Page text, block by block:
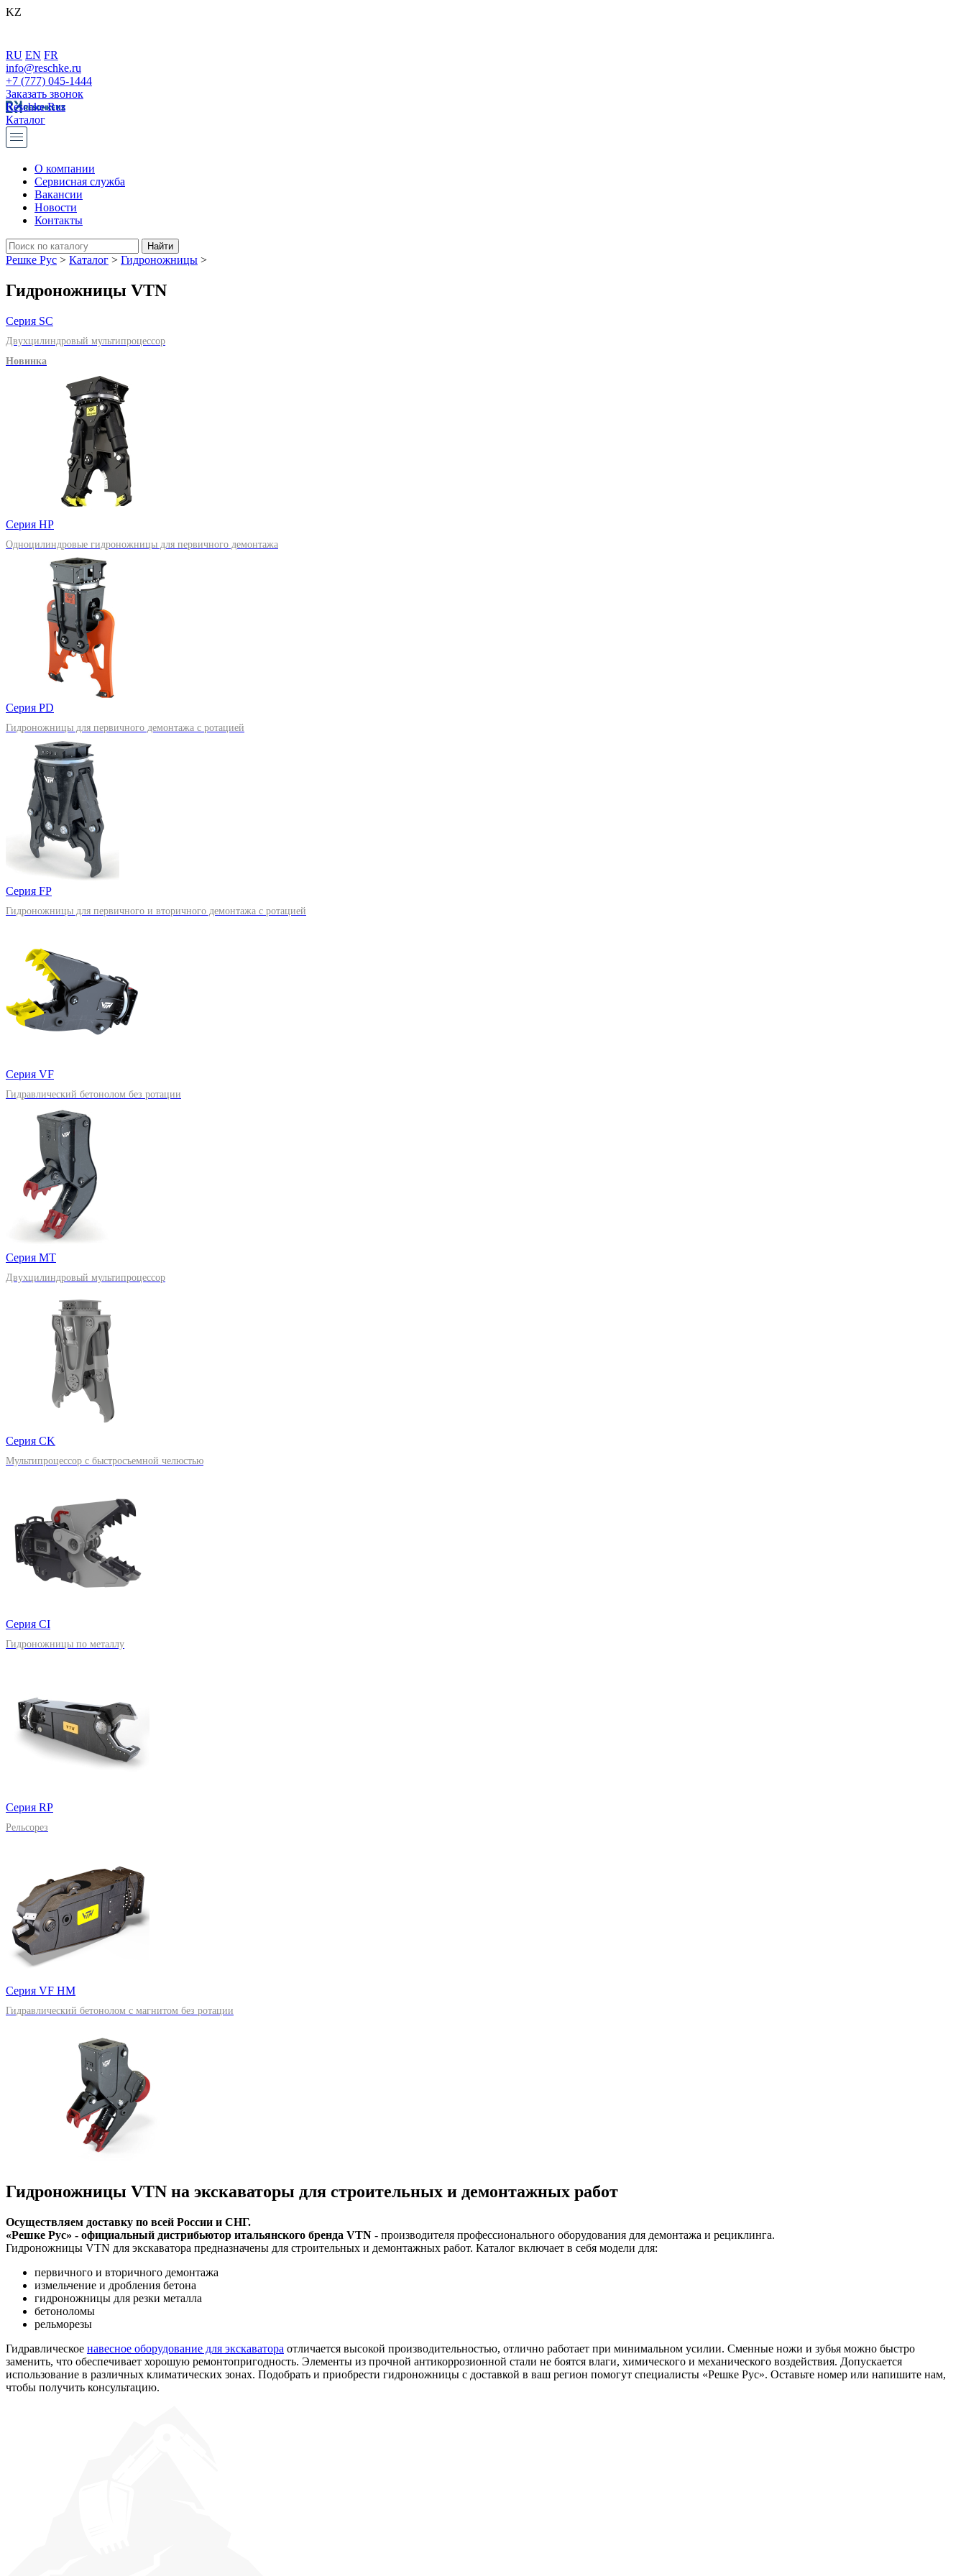
KZ
RU EN FR
info@reschke.ru
+7 (777) 045-1444
Заказать звонок
Reschke Rus
Каталог
О компании
Сервисная служба
Вакансии
Новости
Контакты
Решке Рус > Каталог > Гидроножницы >
Гидроножницы VTN
Серия SC
Двухцилиндровый мультипроцессор
Новинка
Серия HP
Одноцилиндровые гидроножницы для первичного демонтажа
Серия PD
Гидроножницы для первичного демонтажа с ротацией
Серия FP
Гидроножницы для первичного и вторичного демонтажа с ротацией
Серия VF
Гидравлический бетонолом без ротации
Серия MT
Двухцилиндровый мультипроцессор
Серия CK
Мультипроцессор с быстросъемной челюстью
Серия CI
Гидроножницы по металлу
Серия RP
Рельсорез
Серия VF HM
Гидравлический бетонолом с магнитом без ротации
Гидроножницы VTN на экскаваторы для строительных и демонтажных работ
Осуществляем доставку по всей России и СНГ.
«Решке Рус» - официальный дистрибьютор итальянского бренда VTN - производителя профессионального оборудования для демонтажа и рециклинга.
Гидроножницы VTN для экскаватора предназначены для строительных и демонтажных работ. Каталог включает в себя модели для:
первичного и вторичного демонтажа
измельчение и дробления бетона
гидроножницы для резки металла
бетоноломы
рельморезы
Гидравлическое навесное оборудование для экскаватора отличается высокой производительностью, отлично работает при минимальном усилии. Сменные ножи и зубья можно быстро
заменить, что обеспечивает хорошую ремонтопригодность. Элементы из прочной антикоррозионной стали не боятся влаги, химического и механического воздействия. Допускается
использование в различных климатических зонах. Подобрать и приобрести гидроножницы с доставкой в ваш регион помогут специалисты «Решке Рус». Оставьте номер или напишите нам,
чтобы получить консультацию.